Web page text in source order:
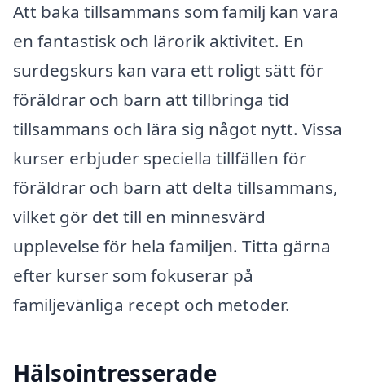
Att baka tillsammans som familj kan vara
en fantastisk och lärorik aktivitet. En
surdegskurs kan vara ett roligt sätt för
föräldrar och barn att tillbringa tid
tillsammans och lära sig något nytt. Vissa
kurser erbjuder speciella tillfällen för
föräldrar och barn att delta tillsammans,
vilket gör det till en minnesvärd
upplevelse för hela familjen. Titta gärna
efter kurser som fokuserar på
familjevänliga recept och metoder.
Hälsointresserade